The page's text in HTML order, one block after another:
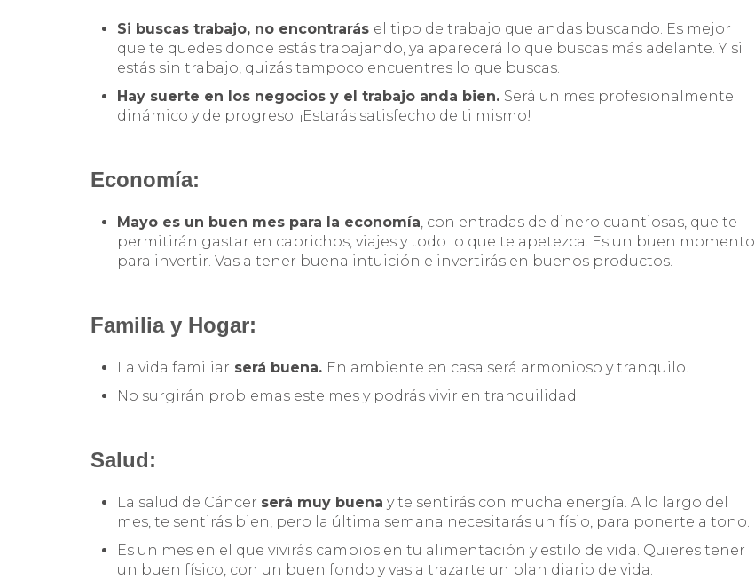
Si buscas trabajo, no encontrarás el tipo de trabajo que andas buscando. Es mejor
que te quedes donde estás trabajando, ya aparecerá lo que buscas más adelante. Y si
estás sin trabajo, quizás tampoco encuentres lo que buscas.
Hay suerte en los negocios y el trabajo anda bien. Será un mes profesionalmente
dinámico y de progreso. ¡Estarás satisfecho de ti mismo!
Economía:
Mayo es un buen mes para la economía, con entradas de dinero cuantiosas, que te
permitirán gastar en caprichos, viajes y todo lo que te apetezca. Es un buen momento
para invertir. Vas a tener buena intuición e invertirás en buenos productos.
Familia y Hogar:
La vida familiar será buena. En ambiente en casa será armonioso y tranquilo.
No surgirán problemas este mes y podrás vivir en tranquilidad.
Salud:
La salud de Cáncer será muy buena y te sentirás con mucha energía. A lo largo del
mes, te sentirás bien, pero la última semana necesitarás un físio, para ponerte a tono.
Es un mes en el que vivirás cambios en tu alimentación y estilo de vida. Quieres tener
un buen físico, con un buen fondo y vas a trazarte un plan diario de vida.